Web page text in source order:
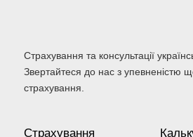
Страхування та консультації
Звертайтеся до нас з упевненістю
страхування.
Страхування